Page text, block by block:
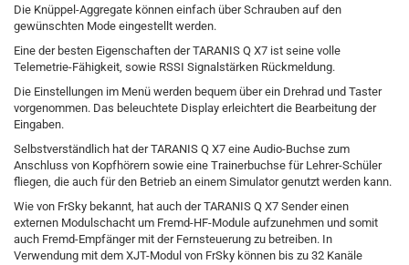
Die Knüppel-Aggregate können einfach über Schrauben auf den
gewünschten Mode eingestellt werden.
Eine der besten Eigenschaften der TARANIS Q X7 ist seine volle
Telemetrie-Fähigkeit, sowie RSSI Signalstärken Rückmeldung.
Die Einstellungen im Menü werden bequem über ein Drehrad und Taster
vorgenommen. Das beleuchtete Display erleichtert die Bearbeitung der
Eingaben.
Selbstverständlich hat der TARANIS Q X7 eine Audio-Buchse zum
Anschluss von Kopfhörern sowie eine Trainerbuchse für Lehrer-Schüler
fliegen, die auch für den Betrieb an einem Simulator genutzt werden kann.
Wie von FrSky bekannt, hat auch der TARANIS Q X7 Sender einen
externen Modulschacht um Fremd-HF-Module aufzunehmen und somit
auch Fremd-Empfänger mit der Fernsteuerung zu betreiben. In
Verwendung mit dem XJT-Modul von FrSky können bis zu 32 Kanäle